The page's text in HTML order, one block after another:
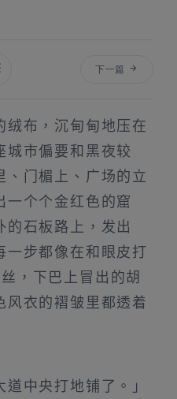
下一篇
布，沉甸甸地压在
城市偏要和黑夜较
门楣上、广场的立
一个个金红色的窟
石板路上，发出
一步都像在和眼皮打
，下巴上冒出的胡
衣的褶皱里都透着
中央打地铺了。」